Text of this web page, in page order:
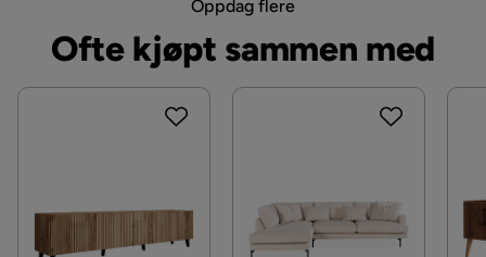
Vekt 18 kg
Omsorg Tørk av med lett fuktig klut.
Oppdag flere
Ofte kjøpt sammen med